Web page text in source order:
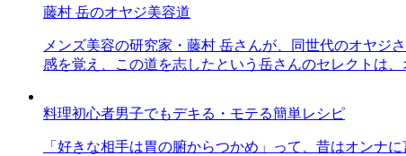
藤村 岳のオヤジ美容道
メンズ美容の研究家・藤村 岳さんが、同世代のオヤジ
感を覚え、この道を志したという岳さんのセレクトは
料理初心者男子でもデキる・モテる簡単レシピ
「好きな相手は胃の腑からつかめ」って、昔はオンナ